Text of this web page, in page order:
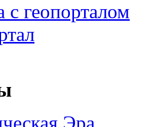
с геопорталом
Эра